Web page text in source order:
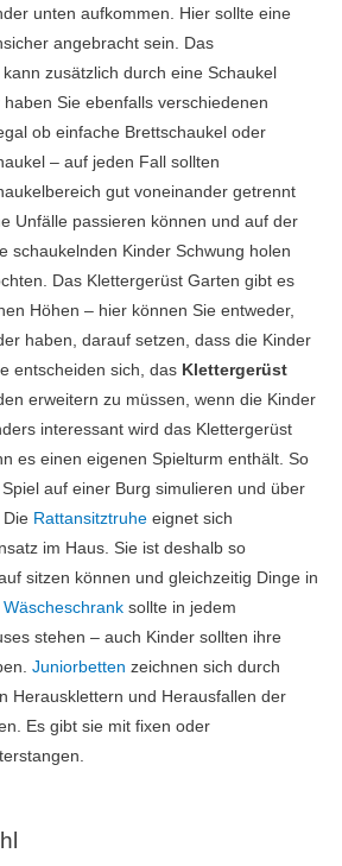
unten aufkommen. Hier sollte eine
angebracht sein. Das
kann zusätzlich durch eine Schaukel
Sie ebenfalls verschiedenen
ob einfache Brettschaukel oder
– auf jeden Fall sollten
gut voneinander getrennt
Unfälle passieren können und auf der
schaukelnden Kinder Schwung holen
Das Klettergerüst Garten gibt es
Höhen – hier können Sie entweder,
haben, darauf setzen, dass die Kinder
entscheiden sich, das Klettergerüst
erweitern zu müssen, wenn die Kinder
interessant wird das Klettergerüst
es einen eigenen Spielturm enthält. So
auf einer Burg simulieren und über
Die Rattansitztruhe eignet sich
im Haus. Sie ist deshalb so
sitzen können und gleichzeitig Dinge in
Wäscheschrank sollte in jedem
stehen – auch Kinder sollten ihre
Juniorbetten zeichnen sich durch
Herausklettern und Herausfallen der
Es gibt sie mit fixen oder